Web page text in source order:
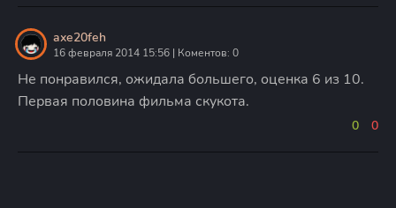
axe20feh
16 февраля 2014 15:56 | Коментов: 0
Не понравился, ожидала большего, оценка 6 из 10.
Первая половина фильма скукота.
0 0